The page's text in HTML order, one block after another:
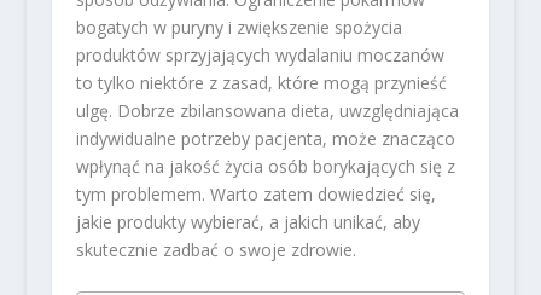
bogatych w puryny i zwiększenie spożycia
produktów sprzyjających wydalaniu moczanów
to tylko niektóre z zasad, które mogą przynieść
ulgę. Dobrze zbilansowana dieta, uwzględniająca
indywidualne potrzeby pacjenta, może znacząco
wpłynąć na jakość życia osób borykających się z
tym problemem. Warto zatem dowiedzieć się,
jakie produkty wybierać, a jakich unikać, aby
skutecznie zadbać o swoje zdrowie.